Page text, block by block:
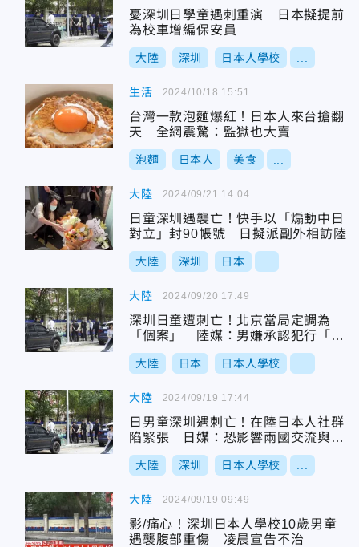
憂深圳日學童遇刺重演 日本擬提前
為校車增編保安員
大陸 深圳 日本人學校
生活
台灣一款泡麵爆紅！日本人來台搶翻
天 全網震驚：監獄也大賣
泡麵 日本人 美食
2024/10/18 15:51
大陸
日童深圳遇襲亡！快手以「煽動中日
對立」封90帳號 日擬派副外相訪陸
大陸 深圳 日本
2024/09/21 14:04
大陸
深圳日童遭刺亡！北京當局定調為
「個案」 陸媒：男嫌承認犯行「有
2前科」
大陸 日本 日本人學校
2024/09/20 17:49
大陸
日男童深圳遇刺亡！在陸日本人社群
陷緊張 日媒：恐影響兩國交流與投
資意願
大陸 深圳 日本人學校
2024/09/19 17:44
大陸
影/痛心！深圳日本人學校10歲男童
遇襲腹部重傷 凌晨宣告不治
2024/09/19 09:49